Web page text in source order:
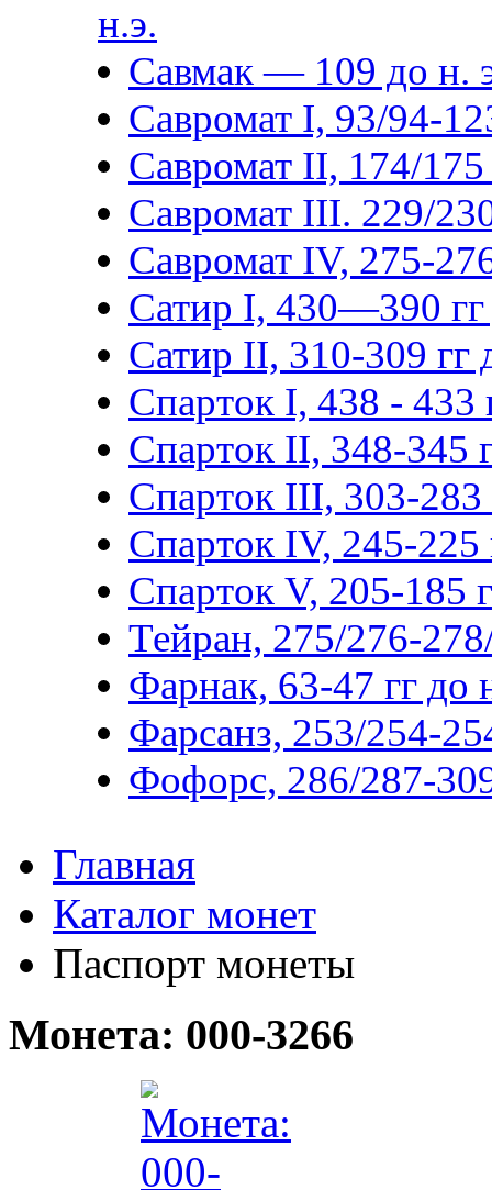
н.э.
Савмак — 109 до н.
Савромат I, 93/94-
Савромат II, 174/175
Савромат III. 229/
Савромат IV, 275-
Сатир I, 430—390 гг
Сатир II, 310-309 гг
Спарток I, 438 - 433
Спарток II, 348-345
Спарток III, 303-283
Спарток IV, 245-225
Спарток V, 205-185
Тейран, 275/276-
Фарнак, 63-47 гг до
Фарсанз, 253/254-
Фофорс, 286/287-
Главная
Каталог монет
Паспорт монеты
Монета: 000-3266